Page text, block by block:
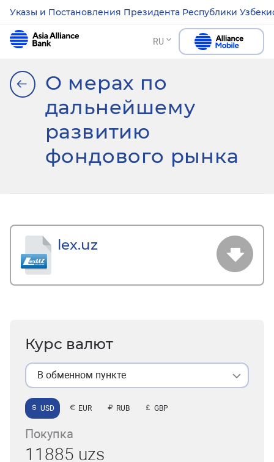
Указы и Постановления Президента Республики
RU
О мерах по
дальнейшему
развитию
фондового рынка
lex.uz
Курс валют
В обменном пункте
USD EUR RUB GBP
Покупка
11885 uzs